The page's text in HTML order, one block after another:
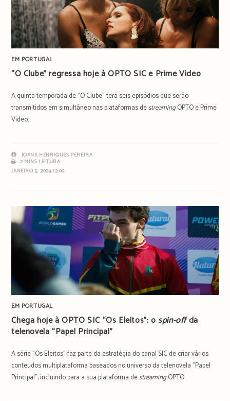
EM PORTUGAL
“O Clube” regressa hoje à OPTO SIC e Prime Video
A quinta temporada de "O Clube" terá seis episódios que serão
transmitidos em simultâneo nas plataformas destreamingOPTO e Prime
Video.
JOANA HENRIQUES PEREIRA
2 MINS LEITURA
JANEIRO 5, 2024 12:00
EM PORTUGAL
Chega hoje à OPTO SIC “Os Eleitos”: ospin-offda
telenovela “Papel Principal”
A série "Os Eleitos" faz parte da estratégia do canal SIC de criar vários
conteúdos multiplataforma baseados no universo da telenovela "Papel
Principal", incluindo para a sua plataforma destreamingOPTO.